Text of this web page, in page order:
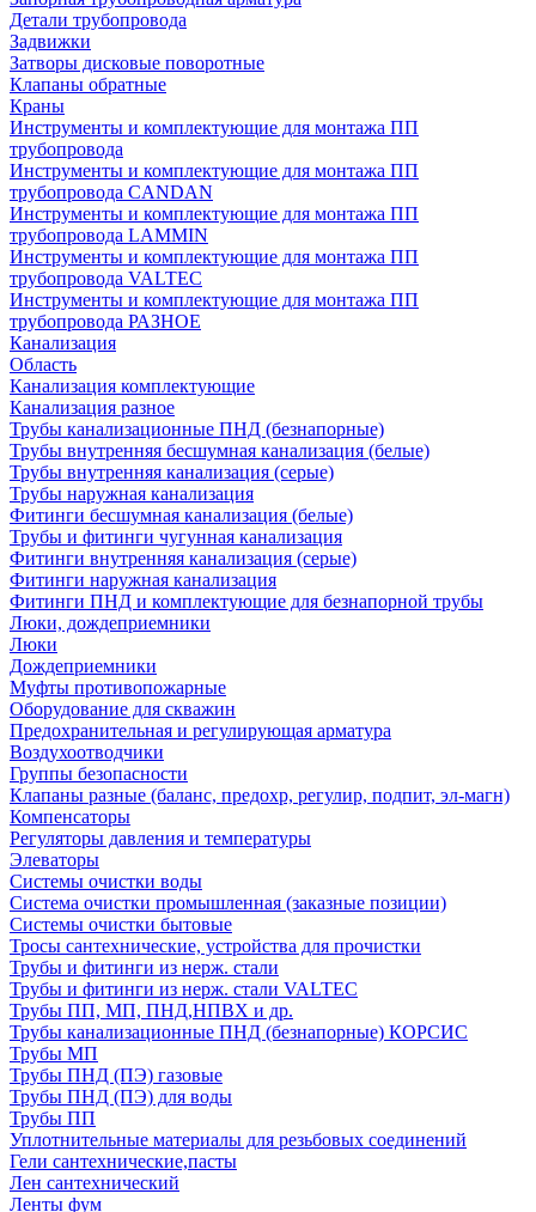
Детали трубопровода
Задвижки
Затворы дисковые поворотные
Клапаны обратные
Краны
Инструменты и комплектующие для монтажа ПП
трубопровода
Инструменты и комплектующие для монтажа ПП
трубопровода CANDAN
Инструменты и комплектующие для монтажа ПП
трубопровода LAMMIN
Инструменты и комплектующие для монтажа ПП
трубопровода VALTEC
Инструменты и комплектующие для монтажа ПП
трубопровода РАЗНОЕ
Канализация
Область
Канализация комплектующие
Канализация разное
Трубы канализационные ПНД (безнапорные)
Трубы внутренняя бесшумная канализация (белые)
Трубы внутренняя канализация (серые)
Трубы наружная канализация
Фитинги бесшумная канализация (белые)
Трубы и фитинги чугунная канализация
Фитинги внутренняя канализация (серые)
Фитинги наружная канализация
Фитинги ПНД и комплектующие для безнапорной трубы
Люки, дождеприемники
Люки
Дождеприемники
Муфты противопожарные
Оборудование для скважин
Предохранительная и регулирующая арматура
Воздухоотводчики
Группы безопасности
Клапаны разные (баланс, предохр, регулир, подпит, эл-магн)
Компенсаторы
Регуляторы давления и температуры
Элеваторы
Системы очистки воды
Система очистки промышленная (заказные позиции)
Системы очистки бытовые
Тросы сантехнические, устройства для прочистки
Трубы и фитинги из нерж. стали
Трубы и фитинги из нерж. стали VALTEC
Трубы ПП, МП, ПНД,НПВХ и др.
Трубы канализационные ПНД (безнапорные) КОРСИС
Трубы МП
Трубы ПНД (ПЭ) газовые
Трубы ПНД (ПЭ) для воды
Трубы ПП
Уплотнительные материалы для резьбовых соединений
Гели сантехнические,пасты
Лен сантехнический
Ленты фум